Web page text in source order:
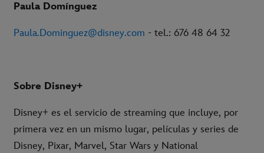
Paula Domínguez
Paula.Dominguez@disney.com - tel.: 676 48 64 32
Sobre Disney+
Disney+ es el servicio de streaming que incluye, por
primera vez en un mismo lugar, películas y series de
Disney, Pixar, Marvel, Star Wars y National